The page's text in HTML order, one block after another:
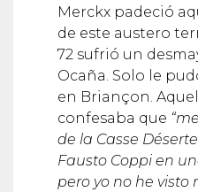
Merckx padeció
de este austero
72 sufrió un
Ocaña. Solo le
en Briançon.
confesaba que
de la Casse
Fausto Coppi en
pero yo no he visto